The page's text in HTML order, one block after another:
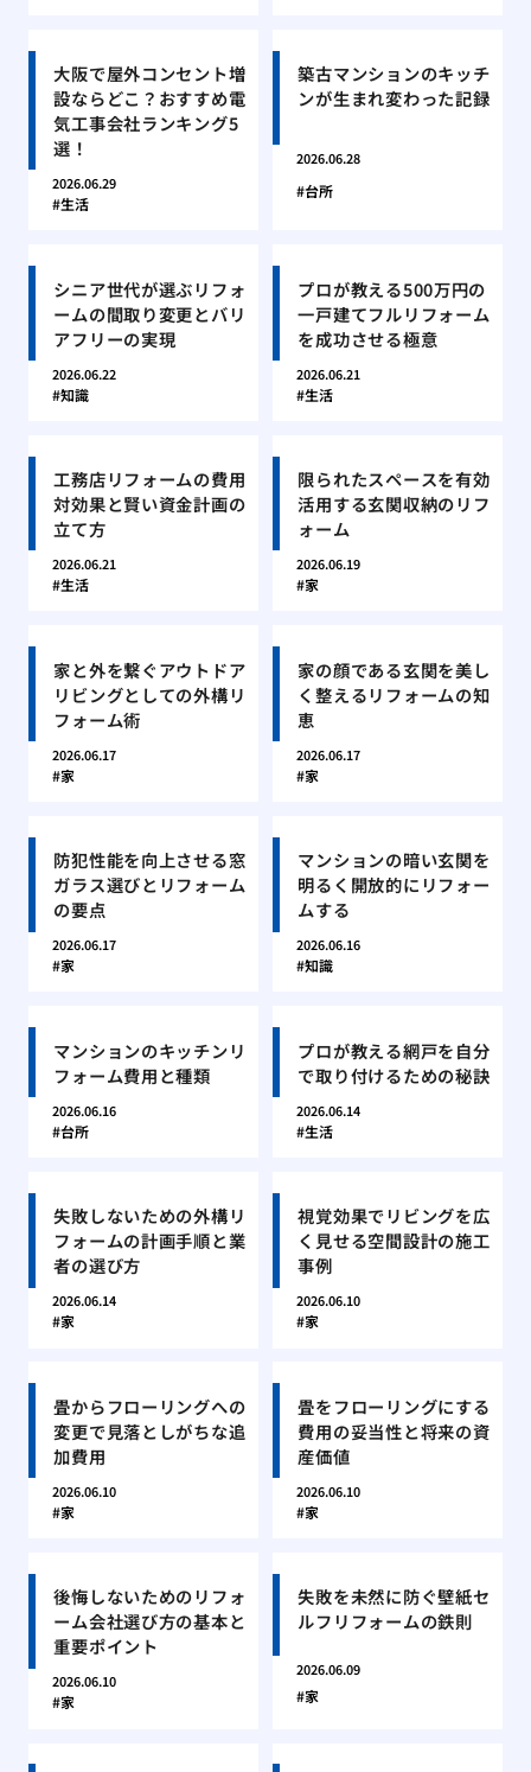
大阪で屋外コンセント増
設ならどこ？おすすめ電
気工事会社ランキング5
選！
2026.06.29
生活
築古マンションのキッチ
ンが生まれ変わった記録
2026.06.28
台所
シニア世代が選ぶリフォ
ームの間取り変更とバリ
アフリーの実現
2026.06.22
知識
プロが教える500万円の
一戸建てフルリフォーム
を成功させる極意
2026.06.21
生活
工務店リフォームの費用
対効果と賢い資金計画の
立て方
2026.06.21
生活
限られたスペースを有効
活用する玄関収納のリフ
ォーム
2026.06.19
家
家と外を繋ぐアウトドア
リビングとしての外構リ
フォーム術
2026.06.17
家
家の顔である玄関を美し
く整えるリフォームの知
恵
2026.06.17
家
防犯性能を向上させる窓
ガラス選びとリフォーム
の要点
2026.06.17
家
マンションの暗い玄関を
明るく開放的にリフォー
ムする
2026.06.16
知識
マンションのキッチンリ
フォーム費用と種類
2026.06.16
台所
プロが教える網戸を自分
で取り付けるための秘訣
2026.06.14
生活
失敗しないための外構リ
フォームの計画手順と業
者の選び方
2026.06.14
家
視覚効果でリビングを広
く見せる空間設計の施工
事例
2026.06.10
家
畳からフローリングへの
変更で見落としがちな追
加費用
2026.06.10
家
畳をフローリングにする
費用の妥当性と将来の資
産価値
2026.06.10
家
後悔しないためのリフォ
ーム会社選び方の基本と
重要ポイント
2026.06.10
家
失敗を未然に防ぐ壁紙セ
ルフリフォームの鉄則
2026.06.09
家